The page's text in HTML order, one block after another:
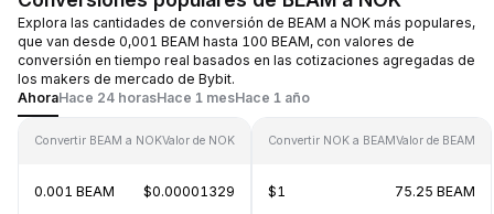
Explora las cantidades de conversión de BEAM a NOK más populares,
que van desde 0,001 BEAM hasta 100 BEAM, con valores de
conversión en tiempo real basados en las cotizaciones agregadas de
los makers de mercado de Bybit.
AhoraHace 24 horasHace 1 mesHace 1 año
Convertir BEAM a NOKValor de NOK
0.001 BEAM $0.00001329
Convertir NOK a BEAMValor de BEAM
$1 75.25 BEAM